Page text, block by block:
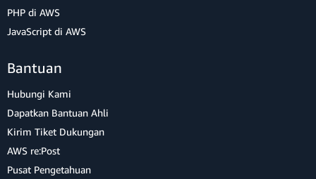
PHP di AWS
JavaScript di AWS
Bantuan
Hubungi Kami
Dapatkan Bantuan Ahli
Kirim Tiket Dukungan
AWS re:Post
Pusat Pengetahuan